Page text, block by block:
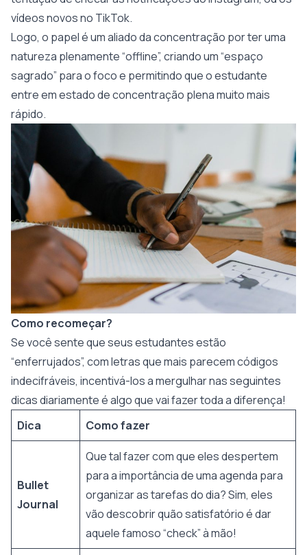
vídeos novos no TikTok.
Logo, o papel é um aliado da concentração por ter uma
natureza plenamente “offline”, criando um “espaço
sagrado” para o foco e permitindo que o estudante
entre em estado de concentração plena muito mais
rápido.
Como recomeçar?
Se você sente que seus estudantes estão
“enferrujados”, com letras que mais parecem códigos
indecifráveis, incentivá-los a mergulhar nas seguintes
dicas diariamente é algo que vai fazer toda a diferença!
Dica
Como fazer
Bullet
Journal
Que tal fazer com que eles despertem
para a importância de uma agenda para
organizar as tarefas do dia? Sim, eles
vão descobrir quão satisfatório é dar
aquele famoso “check” à mão!